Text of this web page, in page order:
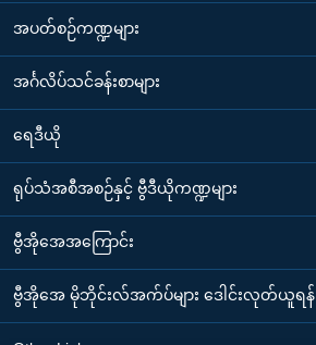
အပတ်စဉ်ကဏ္ဍများ
အင်္ဂလိပ်သင်ခန်းစာများ
ရေဒီယို
ရုပ်သံအစီအစဉ်နှင့် ဗွီဒီယိုကဏ္ဍများ
ဗွီအိုအေအကြောင်း
ဗွီအိုအေ မိုဘိုင်းလ်အက်ပ်များ ဒေါင်းလုတ်ယူရန်